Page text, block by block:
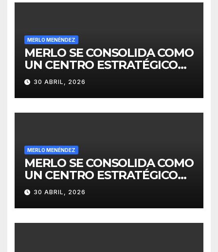
MERLO MENÉNDEZ
MERLO SE CONSOLIDA COMO
UN CENTRO ESTRATÉGICO
PARA EL DESARROLLO DE
INVERSIONES
30 ABRIL, 2026
MERLO MENÉNDEZ
MERLO SE CONSOLIDA COMO
UN CENTRO ESTRATÉGICO
PARA EL DESARROLLO DE
INVERSIONES
30 ABRIL, 2026